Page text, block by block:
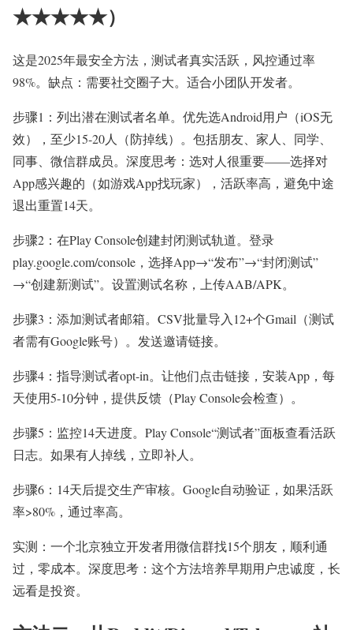
★★★★★）
这是2025年最安全方法，测试者真实活跃，风控通过率
98%。缺点：需要社交圈子大。适合小团队开发者。
步骤1：列出潜在测试者名单。优先选Android用户（iOS无
效），至少15-20人（防掉线）。包括朋友、家人、同学、
同事、微信群成员。深度思考：选对人很重要——选择对
App感兴趣的（如游戏App找玩家），活跃率高，避免中途
退出重置14天。
步骤2：在Play Console创建封闭测试轨道。登录
play.google.com/console，选择App→“发布”→“封闭测试”
→“创建新测试”。设置测试名称，上传AAB/APK。
步骤3：添加测试者邮箱。CSV批量导入12+个Gmail（测试
者需有Google账号）。发送邀请链接。
步骤4：指导测试者opt-in。让他们点击链接，安装App，每
天使用5-10分钟，提供反馈（Play Console会检查）。
步骤5：监控14天进度。Play Console“测试者”面板查看活跃
日志。如果有人掉线，立即补人。
步骤6：14天后提交生产审核。Google自动验证，如果活跃
率>80%，通过率高。
实测：一个北京独立开发者用微信群找15个朋友，顺利通
过，零成本。深度思考：这个方法培养早期用户忠诚度，长
远看是投资。